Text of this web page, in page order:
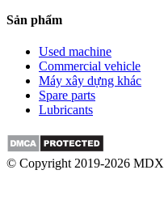
Sản phẩm
Used machine
Commercial vehicle
Máy xây dựng khác
Spare parts
Lubricants
© Copyright 2019-2026